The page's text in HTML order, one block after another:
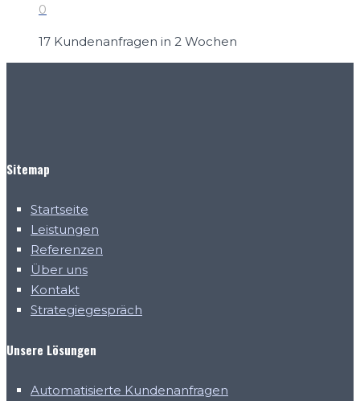
0
17 Kundenanfragen in 2 Wochen
Sitemap
Startseite
Leistungen
Referenzen
Über uns
Kontakt
Strategiegespräch
Unsere Lösungen
Automatisierte Kundenanfragen